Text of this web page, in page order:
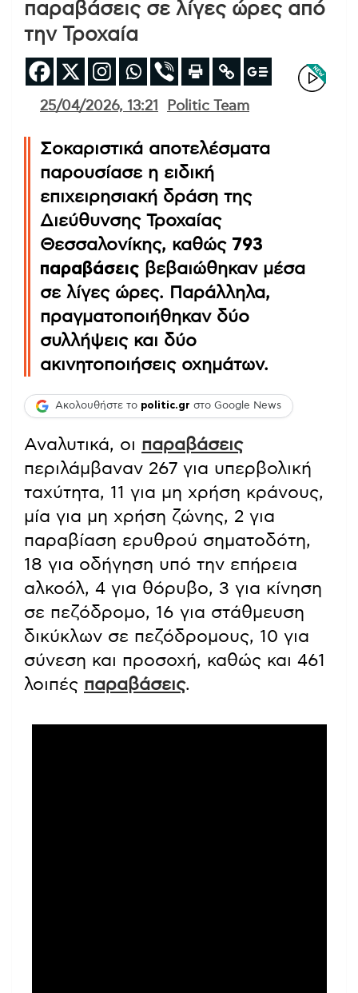
παραβάσεις σε λίγες ώρες από
την Τροχαία
25/04/2026, 13:21 Politic Team
Σοκαριστικά αποτελέσματα
παρουσίασε η ειδική
επιχειρησιακή δράση της
Διεύθυνσης Τροχαίας
Θεσσαλονίκης, καθώς 793
παραβάσεις βεβαιώθηκαν μέσα
σε λίγες ώρες. Παράλληλα,
πραγματοποιήθηκαν δύο
συλλήψεις και δύο
ακινητοποιήσεις οχημάτων.
Ακολουθήστε το politic.gr στο Google News
Αναλυτικά, οι παραβάσεις
περιλάμβαναν 267 για υπερβολική
ταχύτητα, 11 για μη χρήση κράνους,
μία για μη χρήση ζώνης, 2 για
παραβίαση ερυθρού σηματοδότη,
18 για οδήγηση υπό την επήρεια
αλκοόλ, 4 για θόρυβο, 3 για κίνηση
σε πεζόδρομο, 16 για στάθμευση
δικύκλων σε πεζόδρομους, 10 για
σύνεση και προσοχή, καθώς και 461
λοιπές παραβάσεις.